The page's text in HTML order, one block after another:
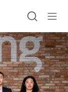
검색
열기